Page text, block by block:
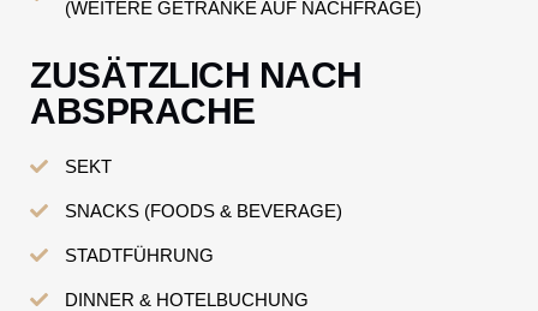
(WEITERE GETRÄNKE AUF NACHFRAGE)
ZUSÄTZLICH NACH
ABSPRACHE
SEKT
SNACKS (FOODS & BEVERAGE)
STADTFÜHRUNG
DINNER & HOTELBUCHUNG